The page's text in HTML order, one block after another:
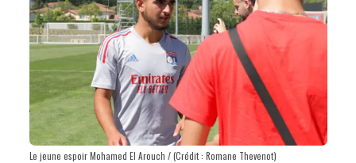
Le jeune espoir Mohamed El Arouch / (Crédit : Romane Thevenot)